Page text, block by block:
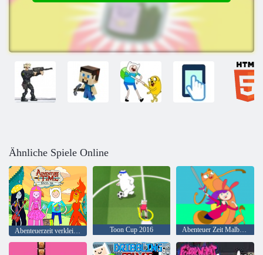
Ähnliche Spiele Online
Abenteuerzeit verkleiden sich Toon Cup 2016 Abenteuer Zeit Malbuch